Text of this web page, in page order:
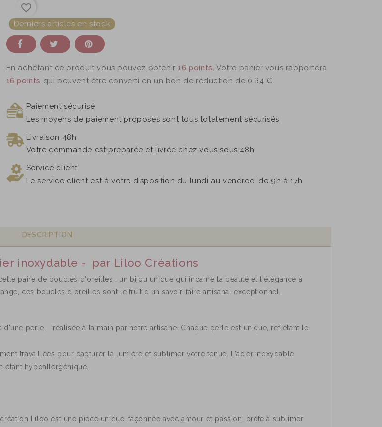
favorite_border
Derniers articles en stock
En achetant ce produit vous pouvez obtenir16 points. Votre panier vous rapportera
16 points qui peuvent être converti en un bon de réduction de 0,64 €.
Paiement sécurisé
Les moyens de paiement proposés sont tous totalement sécurisés
Livraison 48h
Votre commande est préparée et livrée chez vous sous 48h
Service client
Le service client est à votre disposition du lundi au vendredi de 9h à 17h
DESCRIPTION
inoxydable - par Liloo Créations
paire de boucles d'oreilles
un bijou unique qui incarne la beauté et l'élégance à
ces boucles d'oreilles sont le fruit d'un savoir-faire artisanal exceptionnel.
perle , réalisée à la main par notre artisane. Chaque perle est unique, reflétant le
travaillées pour capturer la lumière et sublimer votre tenue. L'acier inoxydable
étant hypoallergénique.
Liloo est une pièce unique, façonnée avec amour et passion, prête à sublimer